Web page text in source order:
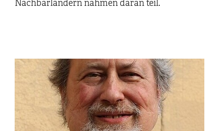
Nachbarländern nahmen daran teil.